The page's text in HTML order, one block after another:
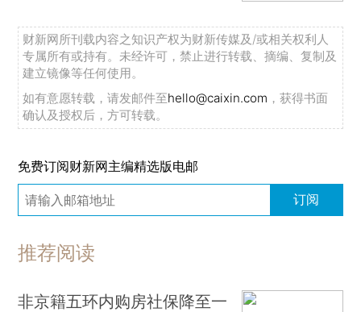
财新网所刊载内容之知识产权为财新传媒及/或相关权利人
专属所有或持有。未经许可，禁止进行转载、摘编、复制及
建立镜像等任何使用。
如有意愿转载，请发邮件至hello@caixin.com ，获得书面
确认及授权后，方可转载。
免费订阅财新网主编精选版电邮
订阅
推荐阅读
非京籍五环内购房社保降至一